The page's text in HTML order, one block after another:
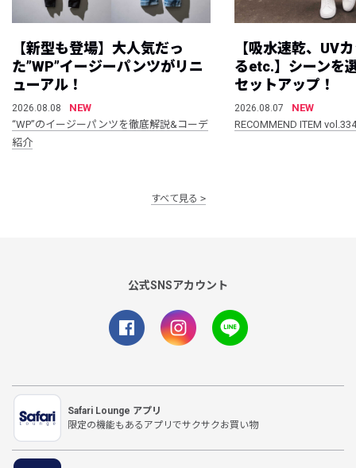
【新型も登場】大人気だっ
た”WP”イージーパンツがリニ
ューアル！
2026.08.08
NEW
“WP”のイージーパンツを徹底解説&コーデ
紹介
【吸水速乾、UV
るetc.】シーンを
セットアップ！
2026.08.07
NEW
RECOMMEND ITEM vol.334
すべて見る
公式SNSアカウント
Safari Lounge アプリ
限定の機能もあるアプリでサクサクお買い物